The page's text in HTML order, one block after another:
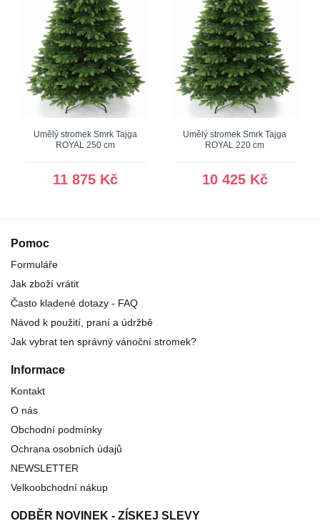
Umělý stromek Smrk Tajga
ROYAL 250 cm
11 875 Kč
Umělý stromek Smrk Tajga
ROYAL 220 cm
10 425 Kč
Pomoc
Formuláře
Jak zboží vrátit
Často kladené dotazy - FAQ
Návod k použití, praní a údržbě
Jak vybrat ten správný vánoční stromek?
Informace
Kontakt
O nás
Obchodní podmínky
Ochrana osobních údajů
NEWSLETTER
Velkoobchodní nákup
ODBĚR NOVINEK - ZÍSKEJ SLEVY